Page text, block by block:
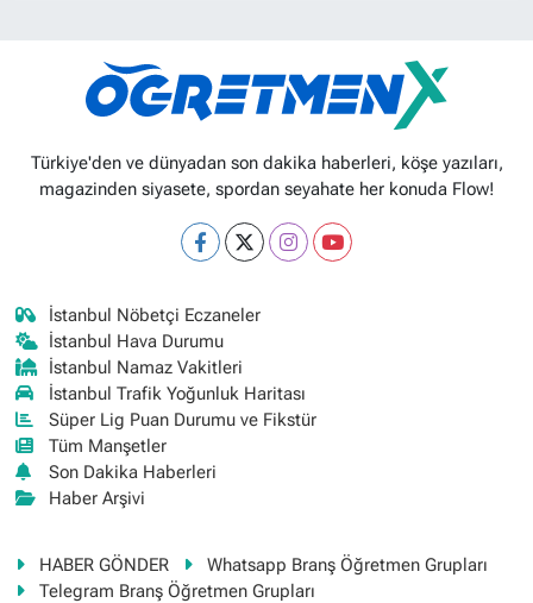
Türkiye'den ve dünyadan son dakika haberleri, köşe yazıları,
magazinden siyasete, spordan seyahate her konuda Flow!
İstanbul Nöbetçi Eczaneler
İstanbul Hava Durumu
İstanbul Namaz Vakitleri
İstanbul Trafik Yoğunluk Haritası
Süper Lig Puan Durumu ve Fikstür
Tüm Manşetler
Son Dakika Haberleri
Haber Arşivi
HABER GÖNDER
Whatsapp Branş Öğretmen Grupları
Telegram Branş Öğretmen Grupları